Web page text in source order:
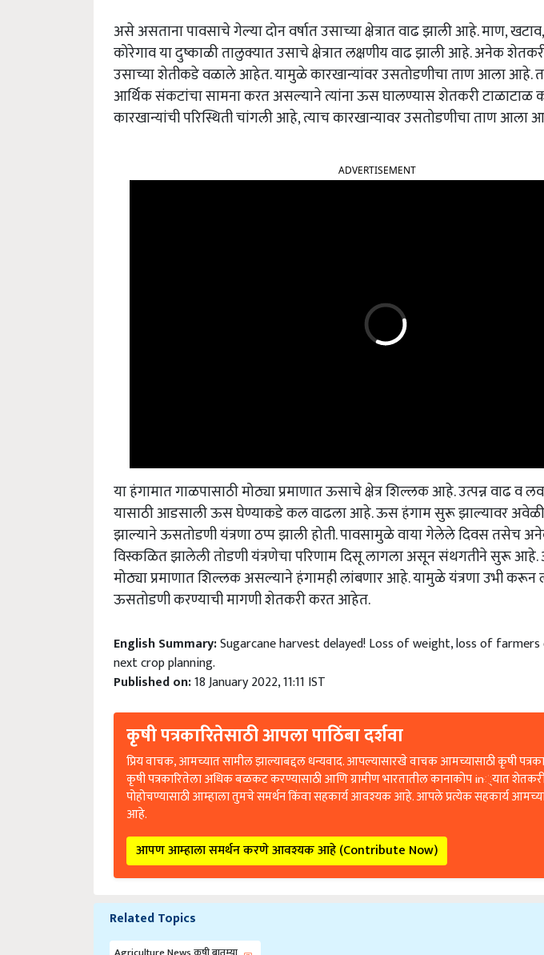
असे असताना पावसाचे गेल्या दोन वर्षात उसाच्या क्षेत्रात वाढ झाली आहे. माण,
कोरेगाव या दुष्काळी तालुक्यात उसाचे क्षेत्रात लक्षणीय वाढ झाली आहे. अनेक
उसाच्या शेतीकडे वळाले आहेत. यामुळे कारखान्यांवर उसतोडणीचा ताण आला
आर्थिक संकटांचा सामना करत असल्याने त्यांना ऊस घालण्यास शेतकरी टाळाटाळ
कारखान्यांची परिस्थिती चांगली आहे, त्याच कारखान्यावर उसतोडणीचा ताण आला
या हंगामात गाळपासाठी मोठ्या प्रमाणात ऊसाचे क्षेत्र शिल्लक आहे. उत्पन्न वाढ व
यासाठी आडसाली ऊस घेण्याकडे कल वाढला आहे. ऊस हंगाम सुरू झाल्यावर अवेळी
झाल्याने ऊसतोडणी यंत्रणा ठप्प झाली होती. पावसामुळे वाया गेलेले दिवस तसेच
विस्कळित झालेली तोडणी यंत्रणेचा परिणाम दिसू लागला असून संथगतीने सुरू आहे.
मोठ्या प्रमाणात शिल्लक असल्याने हंगामही लांबणार आहे. यामुळे यंत्रणा उभी
ऊसतोडणी करण्याची मागणी शेतकरी करत आहेत.
English Summary:Sugarcane harvest delayed! Loss of weight, loss of
next crop planning.
Published on:18 January 2022, 11:11 IST
कृषी पत्रकारितेसाठी आपला पाठिंबा दर्शवा
प्रिय वाचक, आमच्यात सामील झाल्याबद्दल धन्यवाद. आपल्यासारखे वाचक आमच्यासाठी कृषी
कृषी पत्रकारितेला अधिक बळकट करण्यासाठी आणि ग्रामीण भारतातील कानाकोप in्यात
पोहोचण्यासाठी आम्हाला तुमचे समर्थन किंवा सहकार्य आवश्यक आहे. आपले प्रत्येक सहकार्य आमच्या
आहे.
आपण आम्हाला समर्थन करणे आवश्यक आहे (Contribute Now)
Related Topics
Agriculture News कृषी बातम्या